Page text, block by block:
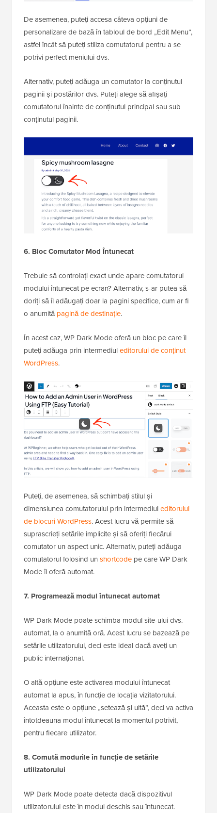
De asemenea, puteți accesa câteva opțiuni de
personalizare de bază în tabloul de bord „Edit Menu”,
astfel încât să puteți stiliza comutatorul pentru a se
potrivi perfect meniului dvs.
Alternativ, puteți adăuga un comutator la conținutul
paginii și postărilor dvs. Puteți alege să afișați
comutatorul înainte de conținutul principal sau sub
conținutul paginii.
6. Bloc Comutator Mod Întunecat
Trebuie să controlați exact unde apare comutatorul
modului întunecat pe ecran? Alternativ, s-ar putea să
doriți să îl adăugați doar la pagini specifice, cum ar fi
o anumităpagină de destinație.
În acest caz, WP Dark Mode oferă un bloc pe care îl
puteți adăuga prin intermediuleditorului de conținut
WordPress.
Puteți, de asemenea, să schimbați stilul și
dimensiunea comutatorului prin intermediuleditorului
de blocuri WordPress. Acest lucru vă permite să
suprascrieți setările implicite și să oferiți fiecărui
comutator un aspect unic. Alternativ, puteți adăuga
comutatorul folosind un shortcode pe care WP Dark
Mode îl oferă automat.
7. Programează modul întunecat automat
WP Dark Mode poate schimba modul site-ului dvs.
automat, la o anumită oră. Acest lucru se bazează pe
setările utilizatorului, deci este ideal dacă aveți un
public internațional.
O altă opțiune este activarea modului întunecat
automat la apus, în funcție de locația vizitatorului.
Aceasta este o opțiune „setează și uită”, deci va activa
întotdeauna modul întunecat la momentul potrivit,
pentru fiecare utilizator.
8. Comută modurile în funcție de setările
utilizatorului
WP Dark Mode poate detecta dacă dispozitivul
utilizatorului este în modul deschis sau întunecat.